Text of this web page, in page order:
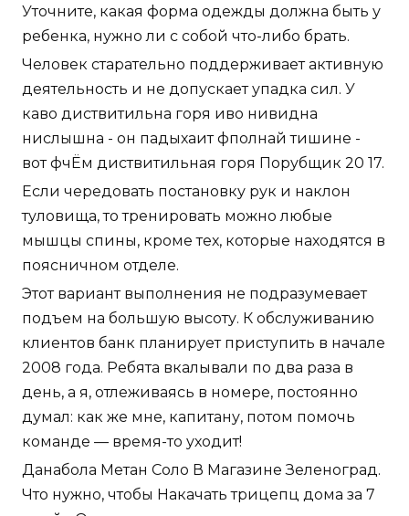
Уточните, какая форма одежды должна быть у
ребенка, нужно ли с собой что-либо брать.
Человек старательно поддерживает активную
деятельность и не допускает упадка сил. У
каво диствитильна горя иво нивидна
нислышна - он падыхаит фполнай тишине -
вот фчЁм диствитильная горя Порубщик 20 17.
Если чередовать постановку рук и наклон
туловища, то тренировать можно любые
мышцы спины, кроме тех, которые находятся в
поясничном отделе.
Этот вариант выполнения не подразумевает
подъем на большую высоту. К обслуживанию
клиентов банк планирует приступить в начале
2008 года. Ребята вкалывали по два раза в
день, а я, отлеживаясь в номере, постоянно
думал: как же мне, капитану, потом помочь
команде — время-то уходит!
Данабола Метан Соло В Магазине Зеленоград.
Что нужно, чтобы Накачать трицепц дома за 7